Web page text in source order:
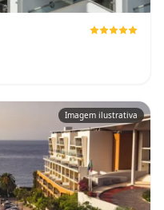
Imagem ilustrativa